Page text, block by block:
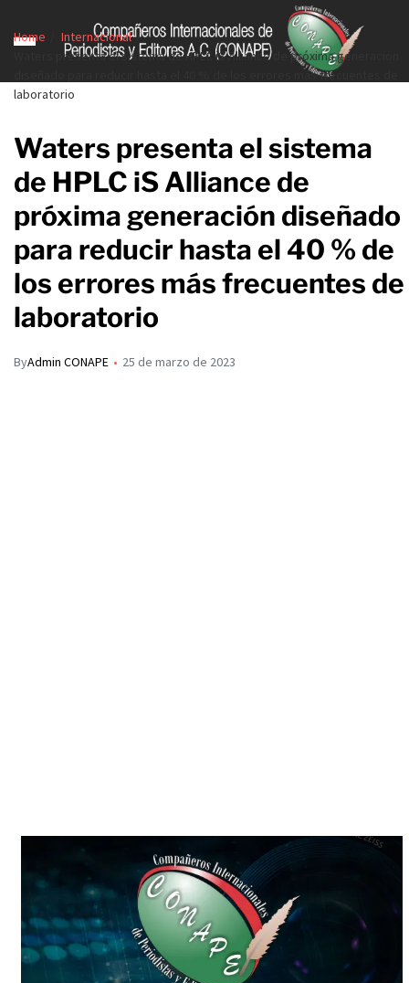
Home
Internacional
Waters presenta el sistema de HPLC iS Alliance de próxima generación
diseñado para reducir hasta el 40 % de los errores más frecuentes de
laboratorio
Waters presenta el sistema
de HPLC iS Alliance de
próxima generación diseñado
para reducir hasta el 40 % de
los errores más frecuentes de
laboratorio
ByAdmin CONAPE 25 de marzo de 2023